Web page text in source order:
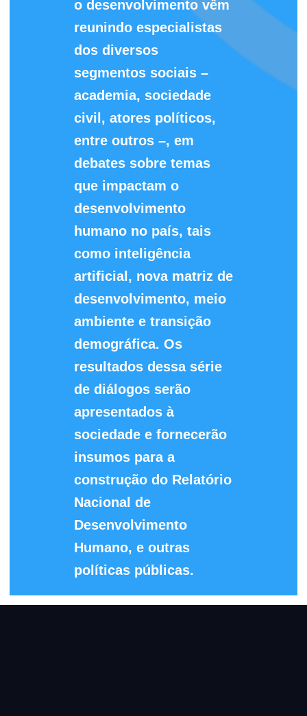
o desenvolvimento vêm
reunindo especialistas
dos diversos
segmentos sociais –
academia, sociedade
civil, atores políticos,
entre outros –, em
debates sobre temas
que impactam o
desenvolvimento
humano no país, tais
como inteligência
artificial, nova matriz de
desenvolvimento, meio
ambiente e transição
demográfica. Os
resultados dessa série
de diálogos serão
apresentados à
sociedade e fornecerão
insumos para a
construção do Relatório
Nacional de
Desenvolvimento
Humano, e outras
políticas públicas.